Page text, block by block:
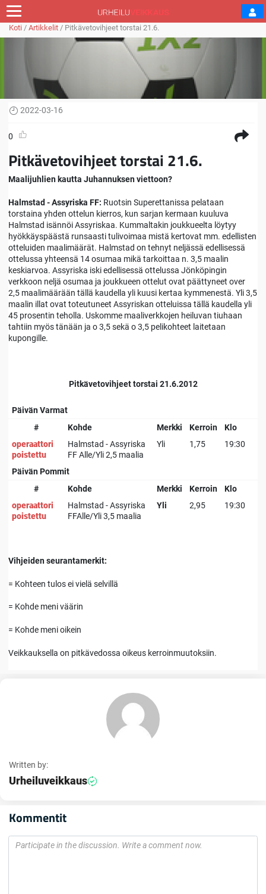
Koti / Artikkelit / Pitkävetovihjeet torstai 21.6.
2022-03-16
0
Pitkävetovihjeet torstai 21.6.
Maalijuhlien kautta Juhannuksen viettoon?
Halmstad - Assyriska FF: Ruotsin Superettanissa pelataan
torstaina yhden ottelun kierros, kun sarjan kermaan kuuluva
Halmstad isännöi Assyriskaa. Kummaltakin joukkueelta löytyy
hyökkäyspäästä runsaasti tulivoimaa mistä kertovat mm. edellisten
otteluiden maalimäärät. Halmstad on tehnyt neljässä edellisessä
ottelussa yhteensä 14 osumaa mikä tarkoittaa n. 3,5 maalin
keskiarvoa. Assyriska iski edellisessä ottelussa Jönköpingin
verkkoon neljä osumaa ja joukkueen ottelut ovat päättyneet over
2,5 maalimäärään tällä kaudella yli kuusi kertaa kymmenestä. Yli 3,5
maalin illat ovat toteutuneet Assyriskan otteluissa tällä kaudella yli
45 prosentin teholla. Uskomme maaliverkkojen heiluvan tiuhaan
tahtiin myös tänään ja o 3,5 sekä o 3,5 pelikohteet laitetaan
kupongille.
Pitkävetovihjeet torstai 21.6.2012
Päivän Varmat
#
Kohde Merkki Kerroin
Klo
operaattori
poistettu
Halmstad - Assyriska
FF Alle/Yli 2,5 maalia
Yli 1,75 19:30
Päivän Pommit
#
Kohde Merkki Kerroin
Klo
operaattori
poistettu
Halmstad - Assyriska
FFAlle/Yli 3,5 maalia
Yli 2,95 19:30
Vihjeiden seurantamerkit:
= Kohteen tulos ei vielä selvillä
= Kohde meni väärin
= Kohde meni oikein
Veikkauksella on pitkävedossa oikeus kerroinmuutoksiin.
Written by:
Urheiluveikkaus
Kommentit